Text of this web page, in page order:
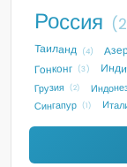
Россия
Таиланд (4)
Гонконг (3)
Грузия (2)
Сингапур (1)